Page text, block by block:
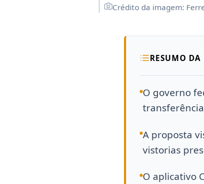
Crédito da imagem:
RESUMO
O governo
A proposta
vistorias
O aplicativo